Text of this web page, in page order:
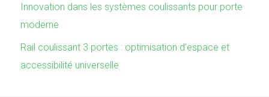
Innovation dans les systèmes coulissants pour porte
moderne
Rail coulissant 3 portes : optimisation d’espace et
accessibilité universelle